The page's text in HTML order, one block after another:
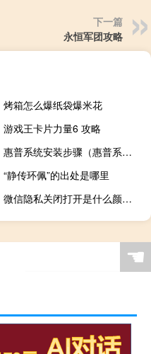
下一篇
永恒军团攻略
烤箱怎么爆纸袋爆米花
游戏王卡片力量6 攻略
惠普系统安装步骤（惠普系统安装）
“静传环佩”的出处是哪里
微信隐私关闭打开是什么颜色的
☚